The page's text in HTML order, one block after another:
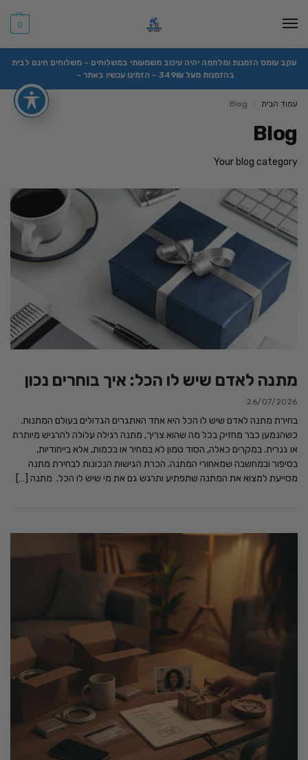
0
עקב עומס הזמנות ומלחמה יהיה עיכוב משמעותי במשלוחים – משלוחים חינם לבית
בהזמנות מעל 349₪ – הזמינו עכשיו באתר –
עמוד הבית Blog
Blog
Your blog category
מתנה לאדם שיש לו הכל: איך בוחרים נכון
26/07/2026
בחירת מתנה לאדם שיש לו הכל היא אחד האתגרים הגדולים בעולם המתנות.
כשהנמען כבר מחזיק בכל מה שהוא צריך, מתנה רגילה עלולה להרגיש מיותרת
או גנרית. במקרים כאלה, הסוד טמון לא במחיר או בכמות, אלא בייחודיות,
בסיפור ובמחשבה שמאחורי המתנה. הכרת הגישות הנכונות לבחירת מתנה
מסייעת למצוא את המתנה שתפתיע ותרגש גם את מי שיש לו הכל. מתנה […]